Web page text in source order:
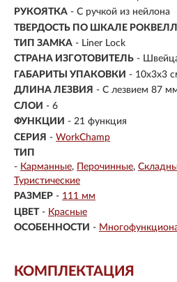
РУКОЯТКА - С ручкой из нейлона
ТВЕРДОСТЬ ПО ШКАЛЕ
ТИП ЗАМКА - Liner Lock
СТРАНА ИЗГОТОВИТЕЛЬ -
ГАБАРИТЫ УПАКОВКИ - 10x3x3
ДЛИНА ЛЕЗВИЯ - С лезвием 87
СЛОИ - 6
ФУНКЦИИ - 21 функция
СЕРИЯ - WorkChamp
ТИП
- Карманные Перочинные
Туристические
РАЗМЕР - 111 мм
ЦВЕТ - Красные
ОСОБЕННОСТИ -
КОМПЛЕКТАЦИЯ